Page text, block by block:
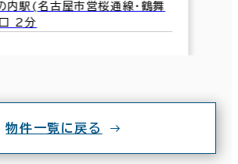
内駅(名古屋市営桜通線･鶴舞
2分
物件一覧に戻る